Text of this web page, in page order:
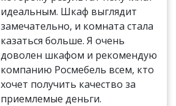
идеальным. Шкаф выглядит
замечательно, и комната стала
казаться больше. Я очень
доволен шкафом и рекомендую
компанию Росмебель всем, кто
хочет получить качество за
приемлемые деньги.